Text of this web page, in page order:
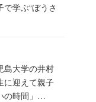
学ぶ“ぼうさ
島大学の井村
に迎えて親子
の時間」…